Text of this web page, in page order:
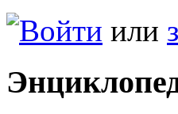
Войти или